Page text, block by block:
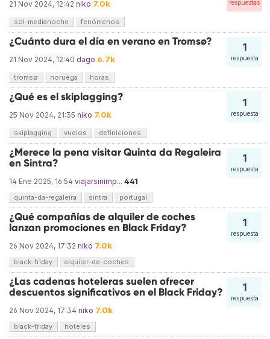
respuestas
21 Nov 2024, 12:42 niko 7.0k
sol-medianoche fenómenos
1
respuesta
¿Cuánto dura el día en verano en Tromsø?
21 Nov 2024, 12:40 dago 6.7k
tromsø noruega horas
1
respuesta
¿Qué es el skiplagging?
25 Nov 2024, 21:35 niko 7.0k
skiplagging vuelos definiciones
1
respuesta
¿Merece la pena visitar Quinta da Regaleira
en Sintra?
14 Ene 2025, 16:54 viajarsinimp... 441
quinta-da-regaleira sintra portugal
1
respuesta
¿Qué compañías de alquiler de coches
lanzan promociones en Black Friday?
26 Nov 2024, 17:32 niko 7.0k
black-friday alquiler-de-coches
1
respuesta
¿Las cadenas hoteleras suelen ofrecer
descuentos significativos en el Black Friday?
26 Nov 2024, 17:34 niko 7.0k
black-friday hoteles